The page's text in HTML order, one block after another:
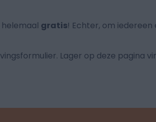
helemaal gratis! Echter, om iedereen
Lager op deze pagina